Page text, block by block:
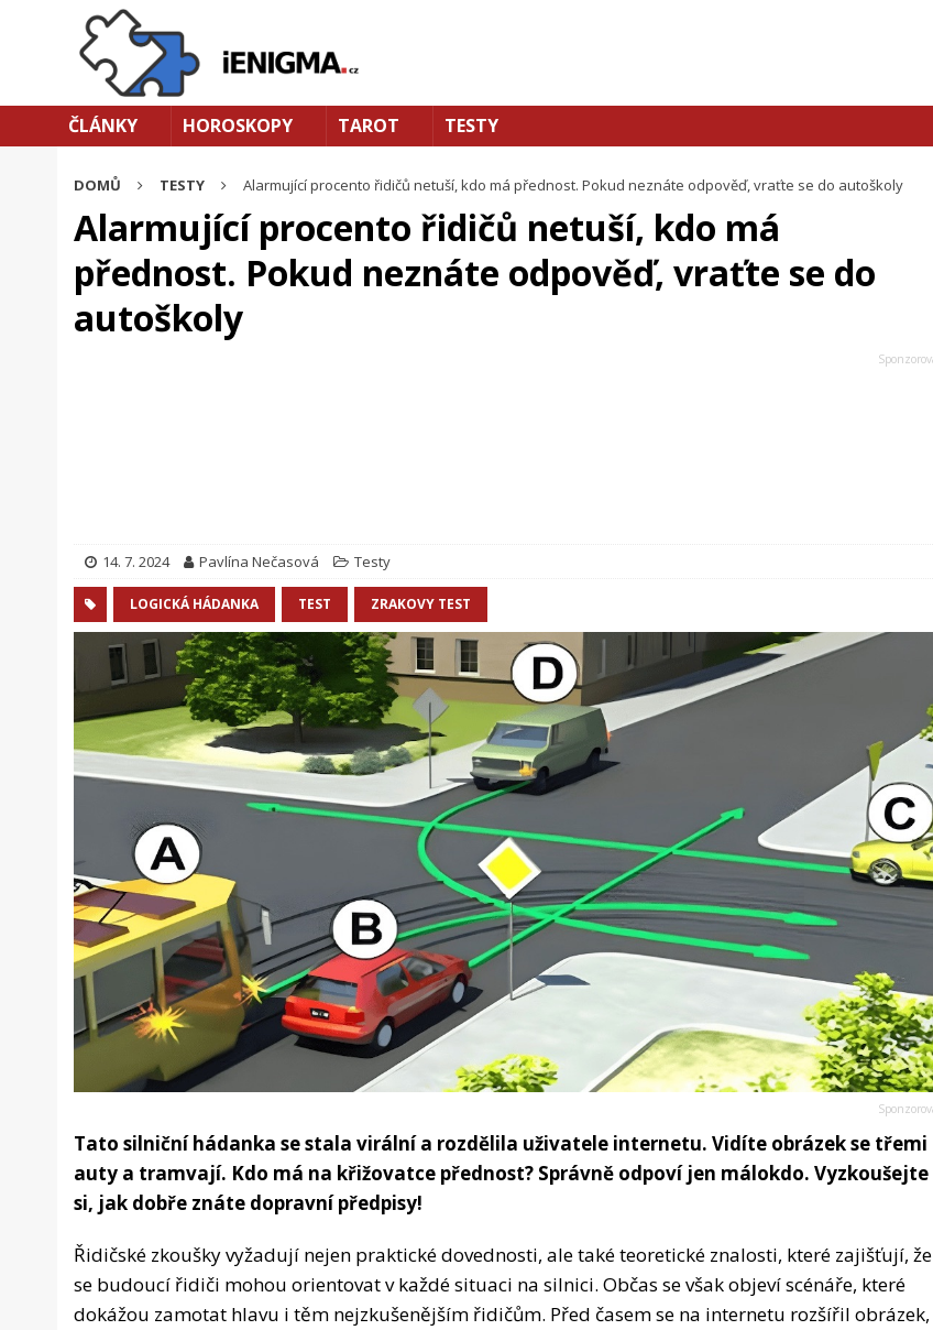
ČLÁNKY HOROSKOPY TAROT TESTY
DOMŮ TESTY Alarmující procento řidičů netuší, kdo má přednost. Pokud neznáte odpověď, vraťte se do autoškoly
Alarmující procento řidičů netuší, kdo má
přednost. Pokud neznáte odpověď, vraťte se do
autoškoly
14. 7. 2024 Pavlína Nečasová Testy
LOGICKÁ HÁDANKA TEST ZRAKOVY TEST
Tato silniční hádanka se stala virální a rozdělila uživatele internetu. Vidíte obrázek se třemi
auty a tramvají. Kdo má na křižovatce přednost? Správně odpoví jen málokdo. Vyzkoušejte
si, jak dobře znáte dopravní předpisy!
Řidičské zkoušky vyžadují nejen praktické dovednosti, ale také teoretické znalosti, které zajišťují, že
se budoucí řidiči mohou orientovat v každé situaci na silnici. Občas se však objeví scénáře, které
dokážou zamotat hlavu i těm nejzkušenějším řidičům. Před časem se na internetu rozšířil obrázek,